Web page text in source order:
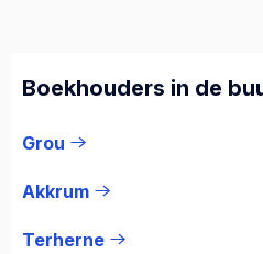
Boekhouders in de
Grou
Akkrum
Terherne